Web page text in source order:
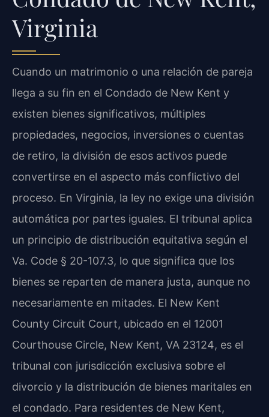
Virginia
Cuando un matrimonio o una relación de pareja
llega a su fin en el Condado de New Kent y
existen bienes significativos, múltiples
propiedades, negocios, inversiones o cuentas
de retiro, la división de esos activos puede
convertirse en el aspecto más conflictivo del
proceso. En Virginia, la ley no exige una división
automática por partes iguales. El tribunal aplica
un principio de distribución equitativa según el
Va. Code § 20-107.3, lo que significa que los
bienes se reparten de manera justa, aunque no
necesariamente en mitades. El New Kent
County Circuit Court, ubicado en el 12001
Courthouse Circle, New Kent, VA 23124, es el
tribunal con jurisdicción exclusiva sobre el
divorcio y la distribución de bienes maritales en
el condado. Para residentes de New Kent,